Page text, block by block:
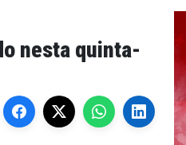
nesta quinta-